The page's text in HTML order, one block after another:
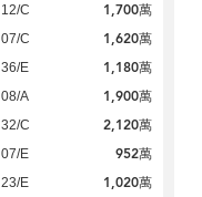
12/C 1,700萬
07/C 1,620萬
36/E 1,180萬
08/A 1,900萬
32/C 2,120萬
07/E 952萬
23/E 1,020萬